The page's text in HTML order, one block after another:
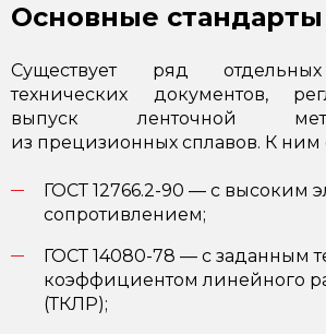
Основные стандарты
Существует ряд
технических документов,
выпуск ленточной
из прецизионных сплавов. К ним
ГОСТ 12766.2-90 — с высоким
сопротивлением;
ГОСТ 14080-78 — с заданным
коэффициентом линейного
(ТКЛР);